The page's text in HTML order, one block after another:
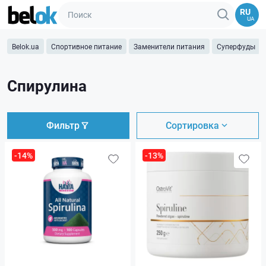
RU
UA
Belok.ua Спортивное питание Заменители питания Суперфуды
Спирулина
Фильтр Сортировка
-14% -13%